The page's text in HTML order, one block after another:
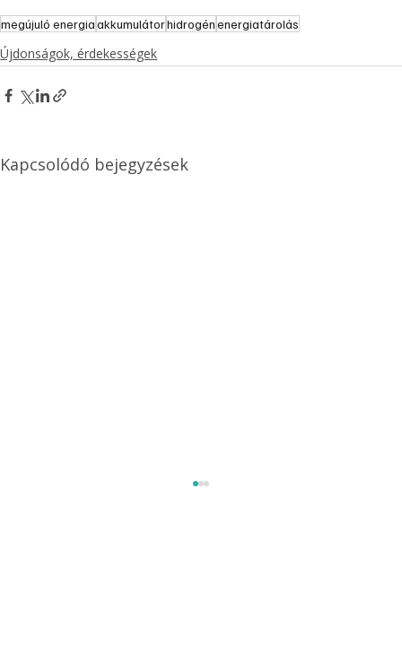
megújuló energiaakkumulátorhidrogénenergiatárolás
Újdonságok, érdekességek
Kapcsolódó bejegyzések